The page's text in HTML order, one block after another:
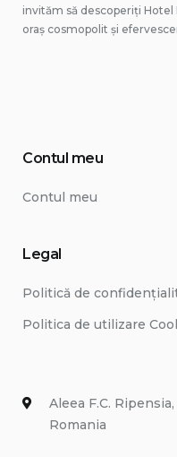
invităm să descoperiți
oraș cosmopolit și
Contul meu
Contul meu
Legal
Politică de
Politica de utilizare
Aleea F.C.
Romania